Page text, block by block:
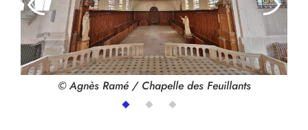
© Agnès Ramé / Chapelle des Feuillants